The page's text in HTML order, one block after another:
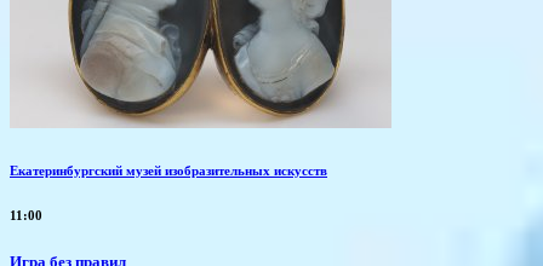
Екатеринбургский музей изобразительных искусств
11:00
​Игра без правил